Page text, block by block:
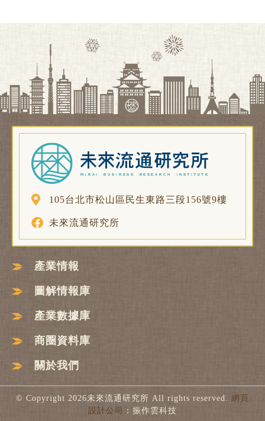
105台北市松山區民生東路三段156號9樓
未來流通研究所
產業情報
圖解情報庫
產業數據庫
商圈資料庫
關於我們
© Copyright 2026未來流通研究所 All rights reserved. 網頁
設計公司
：振作雲科技